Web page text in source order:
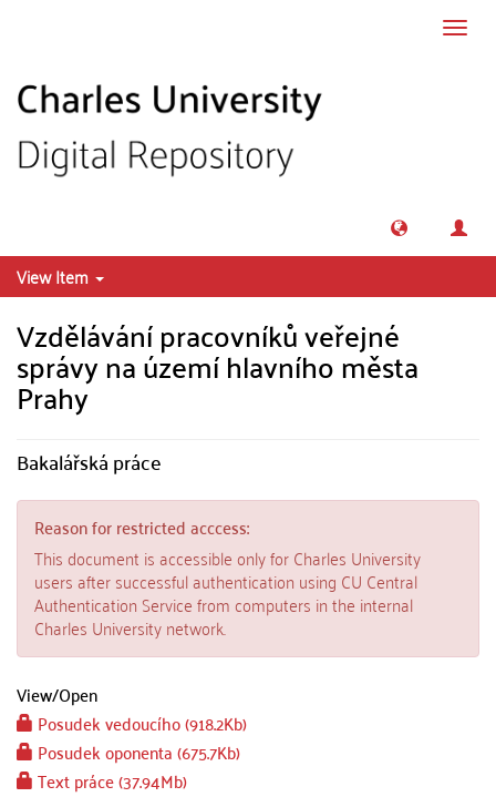
View Item
Vzdělávání pracovníků veřejné
správy na území hlavního města
Prahy
Bakalářská práce
Reason for restricted acccess:
This document is accessible only for Charles University
users after successful authentication using CU Central
Authentication Service from computers in the internal
Charles University network.
View/Open
Posudek vedoucího (918.2Kb)
Posudek oponenta (675.7Kb)
Text práce (37.94Mb)